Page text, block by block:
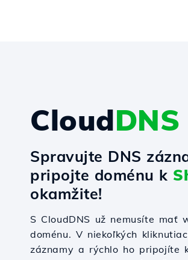
CloudDNS
Spravujte DNS
pripojte doménu k
okamžite!
S CloudDNS už nemusíte mať
doménu. V niekoľkých
záznamy a rýchlo ho pripojíte